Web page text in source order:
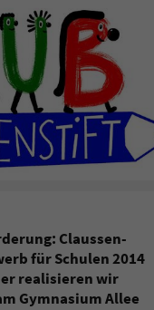
Claussen-
für Schulen 2014
realisieren wir
Gymnasium Allee